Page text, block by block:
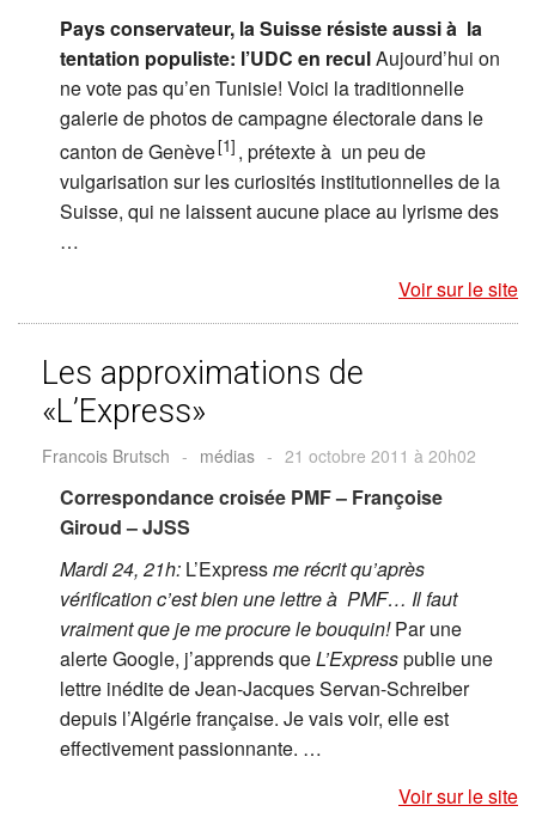
Pays conservateur, la Suisse résiste aussi à la
tentation populiste: l’UDC en reculAujourd’hui on
ne vote pas qu’en Tunisie! Voici la traditionnelle
galerie de photos de campagne électorale dans le
canton de Genève[1] , prétexte à un peu de
vulgarisation sur les curiosités institutionnelles de la
Suisse, qui ne laissent aucune place au lyrisme des
…
Voir sur le site
Les approximations de
«L’Express»
Francois Brutsch - médias - 21 octobre 2011 à 20h02
Correspondance croisée PMF – Françoise
Giroud – JJSS
Mardi 24, 21h: L’Expressme récrit qu’après
vérification c’est bien une lettre à PMF… Il faut
vraiment que je me procure le bouquin!Par une
alerte Google, j’apprends queL’Expresspublie une
lettre inédite de Jean-Jacques Servan-Schreiber
depuis l’Algérie française. Je vais voir, elle est
effectivement passionnante. …
Voir sur le site